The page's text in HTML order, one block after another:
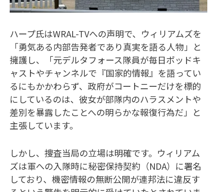
ハープ氏はWRAL-TVへの声明で、ウィリアムズを
「勇気ある内部告発者であり真実を語る人物」と
擁護し、「元デルタフォース隊員が毎日ポッドキ
ャストやチャンネルで『国家的情報』を語ってい
るにもかかわらず、政府がコートニーだけを標的
にしているのは、彼女が部隊内のハラスメントや
差別を暴露したことへの明らかな報復行為だ」と
主張しています。
しかし、捜査当局の立場は明確です。ウィリアム
ズは軍への入隊時に秘密保持契約（NDA）に署名
しており、機密情報の無断公開が連邦法に違反す